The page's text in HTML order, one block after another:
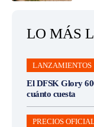
LO MÁS
LANZAMIENTOS
El DFSK Glory
cuánto cuesta
PRECIOS